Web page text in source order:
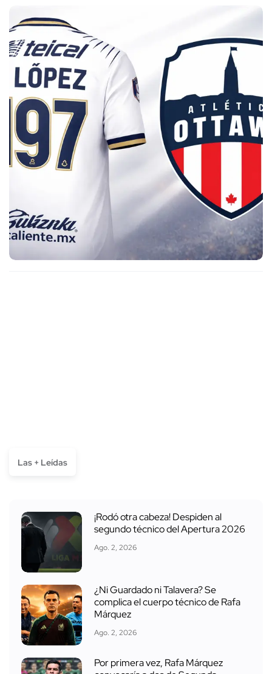
Las + Leídas
¡Rodó otra cabeza! Despiden al
segundo técnico del Apertura 2026
Ago. 2, 2026
¿Ni Guardado ni Talavera? Se
complica el cuerpo técnico de Rafa
Márquez
Ago. 2, 2026
Por primera vez, Rafa Márquez